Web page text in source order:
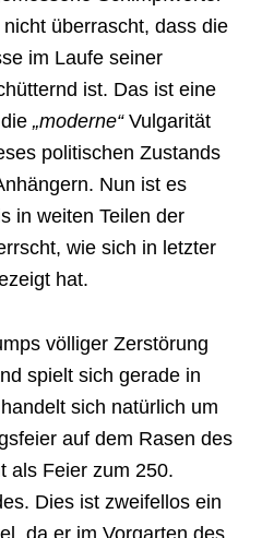
überrascht, dass die
im Laufe seiner
ist. Das ist eine
„moderne“Vulgarität
politischen Zustands
Nun ist es
in weiten Teilen der
wie sich in letzter
hat.
völliger Zerstörung
spielt sich gerade in
sich natürlich um
auf dem Rasen des
als Feier zum 250.
Dies ist zweifellos ein
da er im Vorgarten des